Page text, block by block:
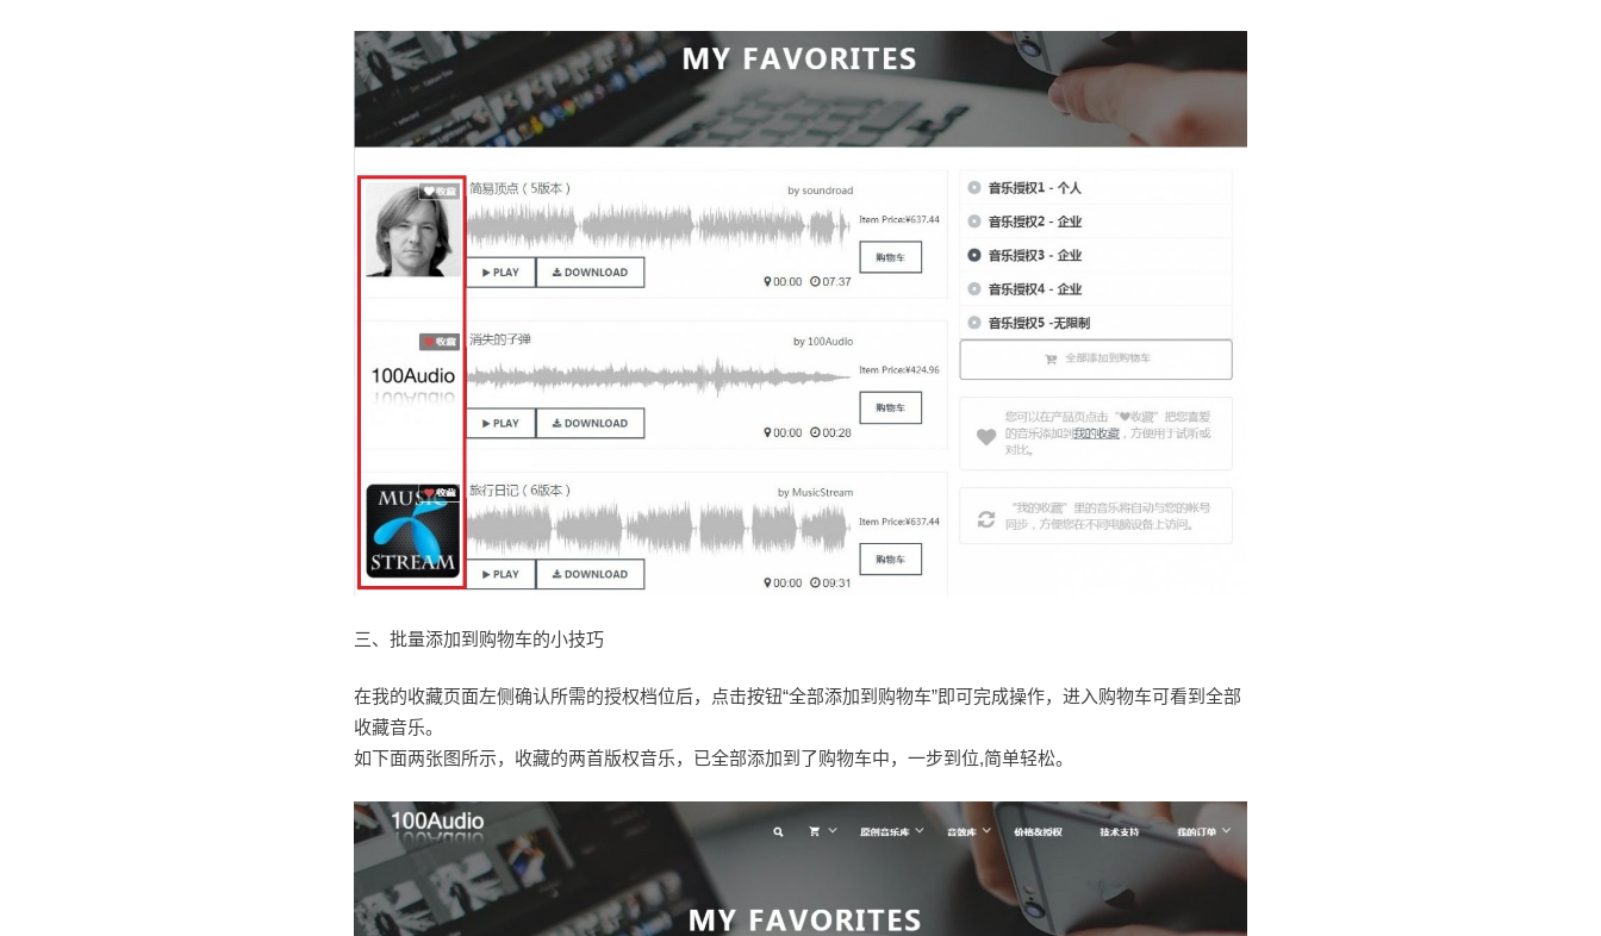
三、批量添加到购物车的小技巧
在我的收藏页面左侧确认所需的授权档位后，点击按钮“全部添加到购物车”即可完成操作，进入购物车可看到全部
收藏音乐。
如下面两张图所示，收藏的两首版权音乐，已全部添加到了购物车中，一步到位,简单轻松。